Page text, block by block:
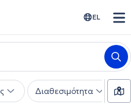
EL
Διαθεσιμότητα